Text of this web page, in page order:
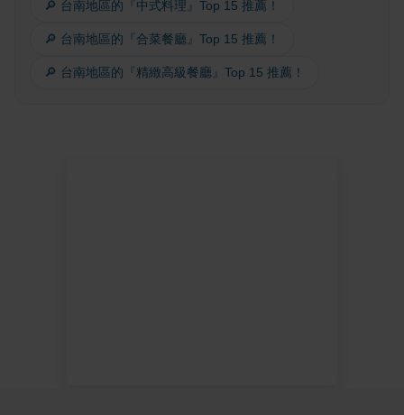
🔎 台南地區的『中式料理』Top 15 推薦！
🔎 台南地區的『合菜餐廳』Top 15 推薦！
🔎 台南地區的『精緻高級餐廳』Top 15 推薦！